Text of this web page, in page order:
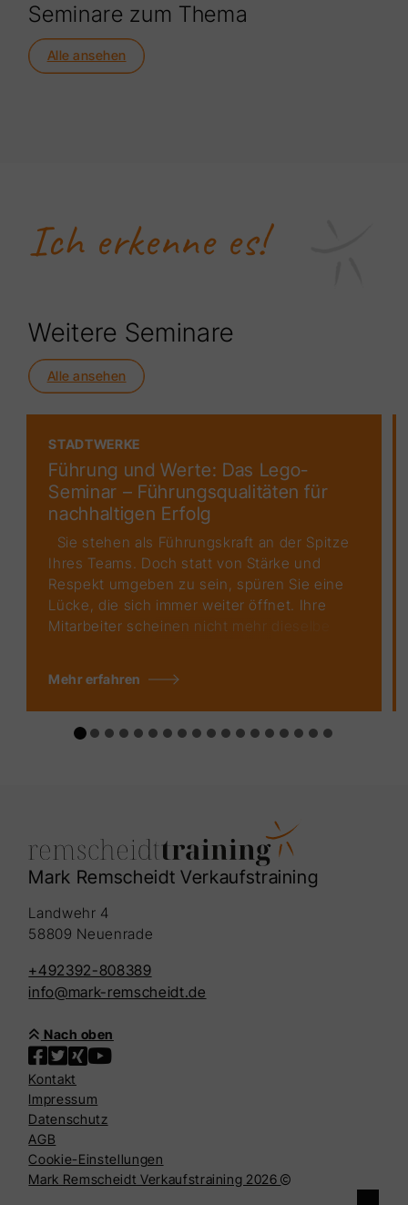
Seminare zum Thema
Alle ansehen
Ich erkenne es!
Weitere Seminare
Alle ansehen
STADTWERKE
Führung und Werte: Das Lego-
Seminar – Führungsqualitäten für
nachhaltigen Erfolg
Sie stehen als Führungskraft an der Spitze
Ihres Teams. Doch statt von Stärke und
Respekt umgeben zu sein, spüren Sie eine
Lücke, die sich immer weiter öffnet. Ihre
Mitarbeiter scheinen nicht mehr dieselbe
Produktivität leidet und das Arbeitsklima ist
angespannt. In einer Welt, die immer
schneller wird und in den
Mehr erfahren
Mark Remscheidt Verkaufstraining
Landwehr 4
58809 Neuenrade
+492392-808389
info@mark-remscheidt.de
Nach oben
Kontakt
Impressum
Datenschutz
AGB
Cookie-Einstellungen
Mark Remscheidt Verkaufstraining 2026